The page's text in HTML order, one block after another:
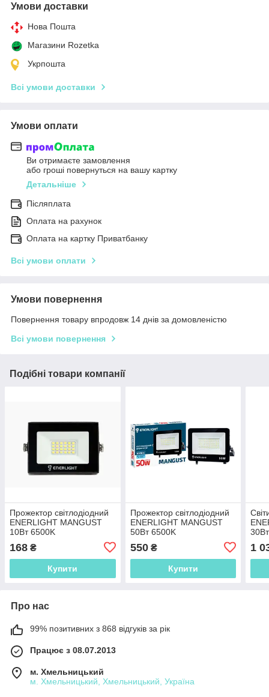
Умови доставки
Нова Пошта
Магазини Rozetka
Укрпошта
Всі умови доставки
Умови оплати
Ви отримаєте замовлення
або гроші повернуться на вашу картку
Детальніше
Післяплата
Оплата на рахунок
Оплата на картку Приватбанку
Всі умови оплати
Умови повернення
Повернення товару впродовж 14 днів за домовленістю
Всі умови повернення
Подібні товари компанії
Прожектор світлодіодний
ENERLIGHT MANGUST
10Вт 6500K
168 ₴
Купити
Прожектор світлодіодний
ENERLIGHT MANGUST
50Вт 6500K
550₴
Купити
1
Про нас
99% позитивних з 868 відгуків за рік
Працює з 08.07.2013
м. Хмельницький
м. Хмельницький, Хмельницький, Україна